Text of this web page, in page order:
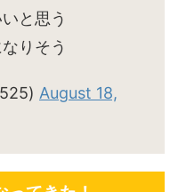
と思う
りそう
August 18,